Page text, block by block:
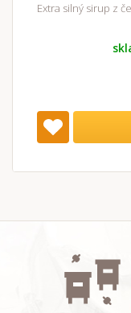
Extra silný sirup z